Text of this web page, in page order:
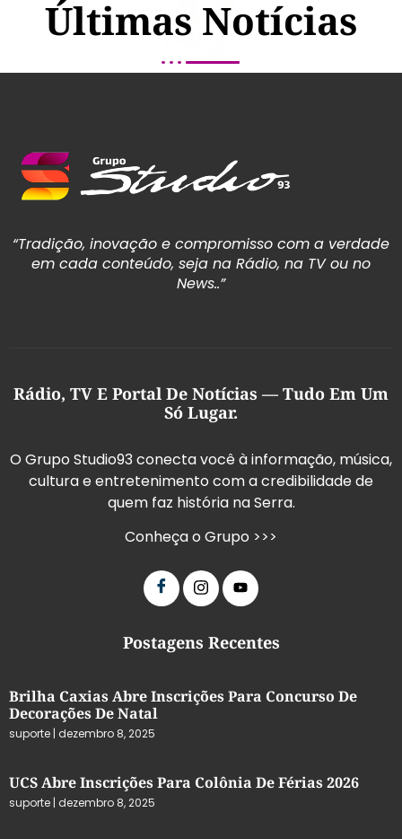
Últimas Notícias
“Tradição, inovação e compromisso com a verdade
em cada conteúdo, seja na Rádio, na TV ou no
News..”
Rádio, TV E Portal De Notícias — Tudo Em Um
Só Lugar.
O Grupo Studio93 conecta você à informação, música,
cultura e entretenimento com a credibilidade de
quem faz história na Serra.
Conheça o Grupo >>>
Postagens Recentes
Brilha Caxias Abre Inscrições Para Concurso De
Decorações De Natal
suporte dezembro 8, 2025
UCS Abre Inscrições Para Colônia De Férias 2026
suporte dezembro 8, 2025